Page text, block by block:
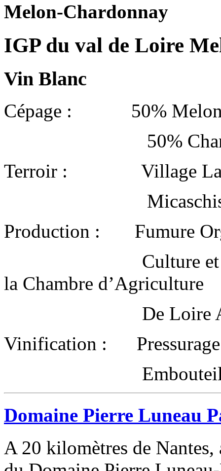
Melon-Chardonnay
IGP du val de Loire
Vin Blanc
Cépage : 50% Melon
50%
Terroir : Village La
Micaschistes et
Production : Fumure
Culture et
la Chambre d’Agriculture
De Loire
Vinification : Pressurage
Embouteillage
Domaine Pierre Luneau
A 20 kilomètres de